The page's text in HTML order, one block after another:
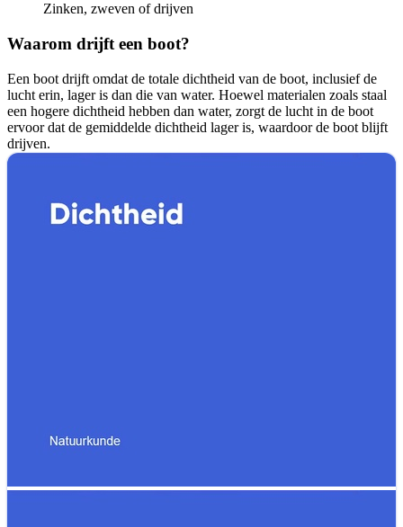
Zinken, zweven of drijven
Waarom drijft een boot?
Een boot drijft omdat de totale dichtheid van de boot, inclusief de
lucht erin, lager is dan die van water. Hoewel materialen zoals staal
een hogere dichtheid hebben dan water, zorgt de lucht in de boot
ervoor dat de gemiddelde dichtheid lager is, waardoor de boot blijft
drijven.